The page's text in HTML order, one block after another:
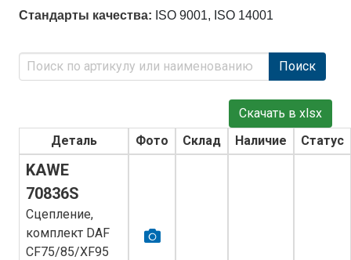
Стандарты качества: ISO 9001, ISO 14001
Поиск
Скачать в xlsx
Деталь
Фото Склад Наличие Статус
KAWE
70836S
Сцепление,
комплект DAF
CF75/85/XF95